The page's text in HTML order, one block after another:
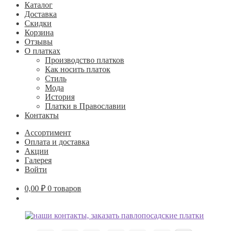
Каталог
Доставка
Скидки
Корзина
Отзывы
О платках
Производство платков
Как носить платок
Стиль
Мода
История
Платки в Православии
Контакты
Ассортимент
Оплата и доставка
Акции
Галерея
Войти
0,00 ₽ 0 товаров